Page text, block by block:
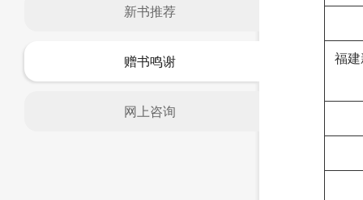
新书推荐
赠书鸣谢
网上咨询
福